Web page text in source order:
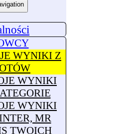
WYNIKI Z
WYNIKI
WYNIKI
MR
TWOICH